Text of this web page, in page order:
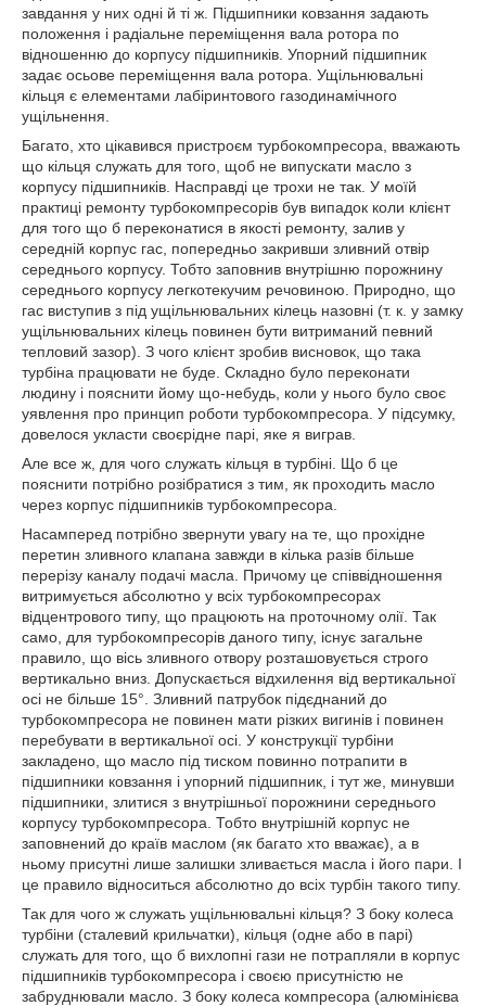
завдання у них одні й ті ж. Підшипники ковзання задають
положення і радіальне переміщення вала ротора по
відношенню до корпусу підшипників. Упорний підшипник
задає осьове переміщення вала ротора. Ущільнювальні
кільця є елементами лабіринтового газодинамічного
ущільнення.
Багато, хто цікавився пристроєм турбокомпресора, вважають
що кільця служать для того, щоб не випускати масло з
корпусу підшипників. Насправді це трохи не так. У моїй
практиці ремонту турбокомпресорів був випадок коли клієнт
для того що б переконатися в якості ремонту, залив у
середній корпус гас, попередньо закривши зливний отвір
середнього корпусу. Тобто заповнив внутрішню порожнину
середнього корпусу легкотекучим речовиною. Природно, що
гас виступив з під ущільнювальних кілець назовні (т. к. у замку
ущільнювальних кілець повинен бути витриманий певний
тепловий зазор). З чого клієнт зробив висновок, що така
турбіна працювати не буде. Складно було переконати
людину і пояснити йому що-небудь, коли у нього було своє
уявлення про принцип роботи турбокомпресора. У підсумку,
довелося укласти своєрідне парі, яке я виграв.
Але все ж, для чого служать кільця в турбіні. Що б це
пояснити потрібно розібратися з тим, як проходить масло
через корпус підшипників турбокомпресора.
Насамперед потрібно звернути увагу на те, що прохідне
перетин зливного клапана завжди в кілька разів більше
перерізу каналу подачі масла. Причому це співвідношення
витримується абсолютно у всіх турбокомпресорах
відцентрового типу, що працюють на проточному олії. Так
само, для турбокомпресорів даного типу, існує загальне
правило, що вісь зливного отвору розташовується строго
вертикально вниз. Допускається відхилення від вертикальної
осі не більше 15°. Зливний патрубок підєднаний до
турбокомпресора не повинен мати різких вигинів і повинен
перебувати в вертикальної осі. У конструкції турбіни
закладено, що масло під тиском повинно потрапити в
підшипники ковзання і упорний підшипник, і тут же, минувши
підшипники, злитися з внутрішньої порожнини середнього
корпусу турбокомпресора. Тобто внутрішній корпус не
заповнений до країв маслом (як багато хто вважає), а в
ньому присутні лише залишки зливається масла і його пари. І
це правило відноситься абсолютно до всіх турбін такого типу.
Так для чого ж служать ущільнювальні кільця? З боку колеса
турбіни (сталевий крильчатки), кільця (одне або в парі)
служать для того, що б вихлопні гази не потрапляли в корпус
підшипників турбокомпресора і своєю присутністю не
забруднювали масло. З боку колеса компресора (алюмінієва